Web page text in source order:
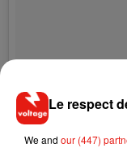
Le respect
We and our (447)